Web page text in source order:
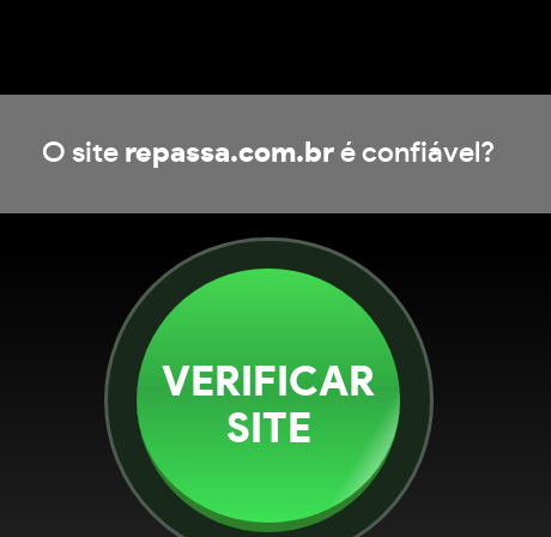
O site repassa.com.br é confiável?
VERIFICAR
SITE